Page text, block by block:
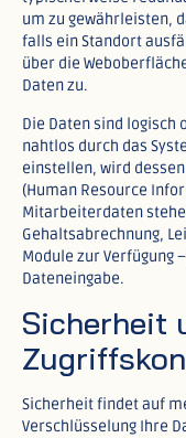
um zu gewährleisten,
falls ein Standort
über die
Daten zu.​
Die Daten sind
nahtlos durch das
einstellen, wird
(Human Resource
Mitarbeiterdaten
Gehaltsabrechnung,
Module zur Verfügung
Dateneingabe.​
Sicherheit
Sicherheit findet auf
Verschlüsselung Ihre